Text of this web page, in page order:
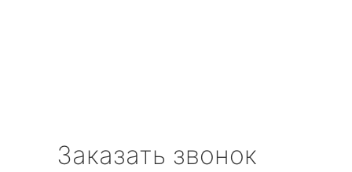
Заказать звонок